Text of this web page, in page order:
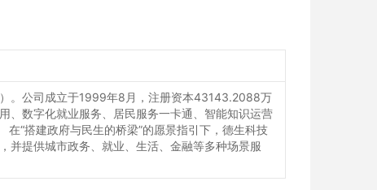
。公司成立于1999年8月，注册资本43143.2088万
、数字化就业服务、居民服务一卡通、智能知识运营
“搭建政府与民生的桥梁”的愿景指引下，德生科技
并提供城市政务、就业、生活、金融等多种场景服